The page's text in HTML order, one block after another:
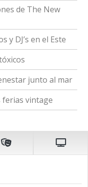
de The New
y DJ’s en el Este
junto al mar
ferias vintage